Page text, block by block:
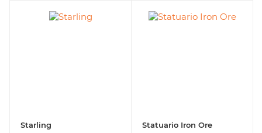
Starling Statuario Iron Ore